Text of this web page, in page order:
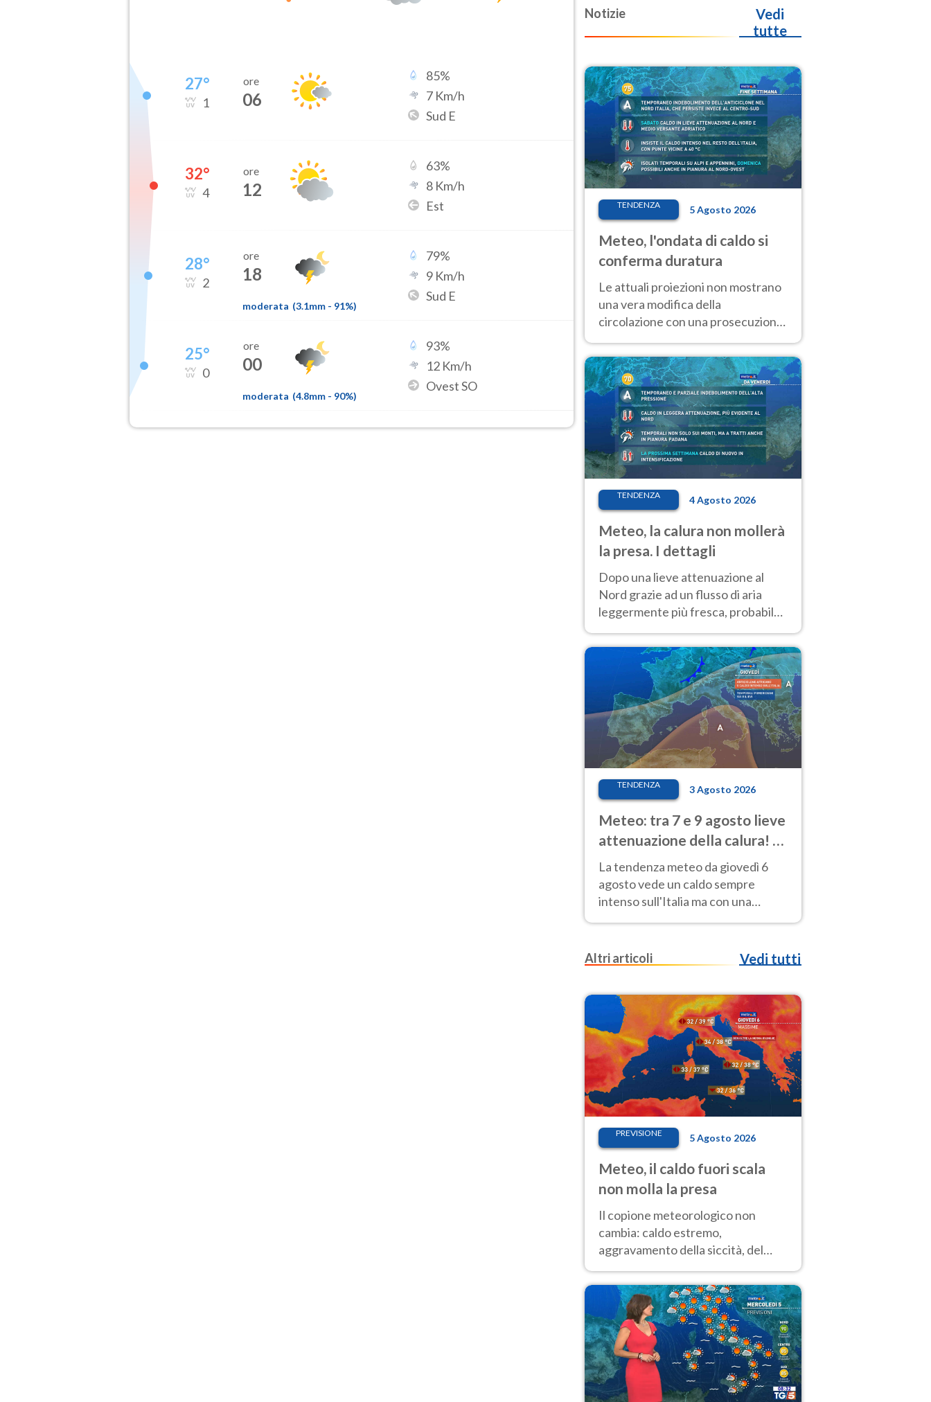
27°
1
ore
06
85%
7 Km/h
Sud E
32°
4
ore
12
63%
8 Km/h
Est
28°
2
ore
18
moderata (3.1mm - 91%)
79%
9 Km/h
Sud E
25°
0
ore
00
moderata (4.8mm - 90%)
93%
12 Km/h
Ovest SO
Notizie
Vedi
tutte
TENDENZA 5 Agosto 2026
Meteo, l'ondata di caldo si
conferma duratura
Le attuali proiezioni non mostrano
una vera modifica della
circolazione con una prosecuzione
giorni, compresa la settimana di
Ferragosto
TENDENZA 4 Agosto 2026
Meteo, la calura non mollerà
la presa. I dettagli
Dopo una lieve attenuazione al
Nord grazie ad un flusso di aria
leggermente più fresca, probabile
africano entro Ferragosto
TENDENZA 3 Agosto 2026
Meteo: tra 7 e 9 agosto lieve
attenuazione della calura! Al
Nord rischio temporali
La tendenza meteo da giovedì 6
agosto vede un caldo sempre
intenso sull'Italia ma con una
parziale e lieve attenuazione tra il 7
Altri articoli
Vedi tutti
PREVISIONE 5 Agosto 2026
Meteo, il caldo fuori scala
non molla la presa
Il copione meteorologico non
cambia: caldo estremo,
aggravamento della siccità, del
calore. Nessun cambiamento fino
Ferragosto